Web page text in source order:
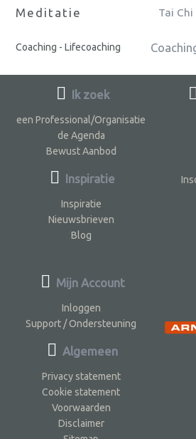
Meditatie Tai Chi
Coaching - Lifecoaching
Ik zoek
een Professional/Organisatie
de Agenda
Bewust Aanbod
Inspiratie
Inspiratie
Nieuwsbrieven
Blog
Mijn Account
Inloggen
Support / Ondersteuning
Algemeen
Privacy statement
Cookie statement
Voorwaarden
Disclaimer